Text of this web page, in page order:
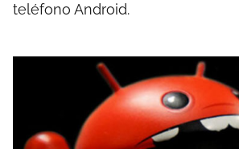
teléfono Android.